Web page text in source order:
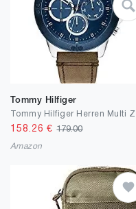
Tommy Hilfiger
158.26 €179.00
Amazon